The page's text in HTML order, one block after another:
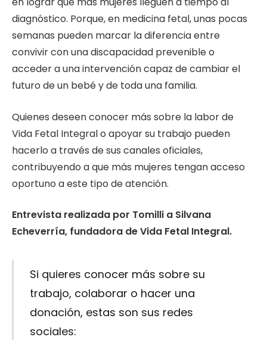
diagnóstico. Porque, en medicina fetal, unas pocas
semanas pueden marcar la diferencia entre
convivir con una discapacidad prevenible o
acceder a una intervención capaz de cambiar el
futuro de un bebé y de toda una familia.
Quienes deseen conocer más sobre la labor de
Vida Fetal Integral o apoyar su trabajo pueden
hacerlo a través de sus canales oficiales,
contribuyendo a que más mujeres tengan acceso
oportuno a este tipo de atención.
Entrevista realizada por Tomilli a Silvana
Echeverría, fundadora de Vida Fetal Integral.
Si quieres conocer más sobre su
trabajo, colaborar o hacer una
donación, estas son sus redes
sociales: